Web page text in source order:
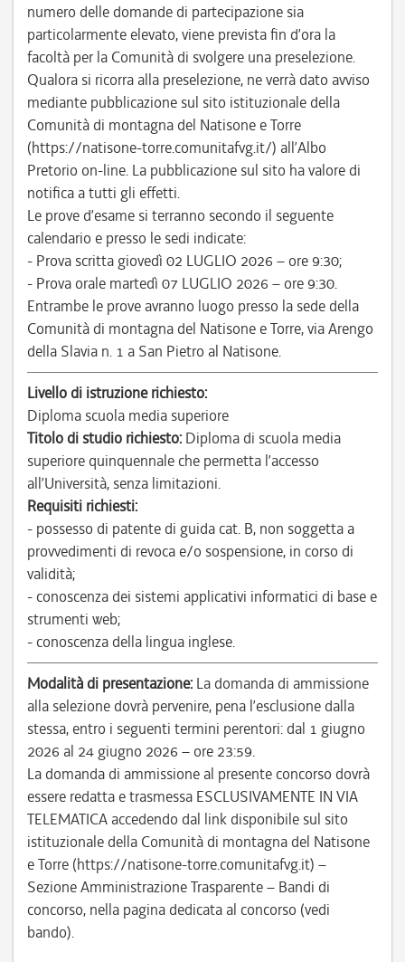
numero delle domande di partecipazione sia
particolarmente elevato, viene prevista fin d’ora la
facoltà per la Comunità di svolgere una preselezione.
Qualora si ricorra alla preselezione, ne verrà dato avviso
mediante pubblicazione sul sito istituzionale della
Comunità di montagna del Natisone e Torre
(https://natisone-torre.comunitafvg.it/) all’Albo
Pretorio on-line. La pubblicazione sul sito ha valore di
notifica a tutti gli effetti.
Le prove d’esame si terranno secondo il seguente
calendario e presso le sedi indicate:
- Prova scritta giovedì 02 LUGLIO 2026 – ore 9:30;
- Prova orale martedì 07 LUGLIO 2026 – ore 9:30.
Entrambe le prove avranno luogo presso la sede della
Comunità di montagna del Natisone e Torre, via Arengo
della Slavia n. 1 a San Pietro al Natisone.
Livello di istruzione richiesto:
Diploma scuola media superiore
Titolo di studio richiesto: Diploma di scuola media
superiore quinquennale che permetta l’accesso
all’Università, senza limitazioni.
Requisiti richiesti:
- possesso di patente di guida cat. B, non soggetta a
provvedimenti di revoca e/o sospensione, in corso di
validità;
- conoscenza dei sistemi applicativi informatici di base e
strumenti web;
- conoscenza della lingua inglese.
Modalità di presentazione: La domanda di ammissione
alla selezione dovrà pervenire, pena l’esclusione dalla
stessa, entro i seguenti termini perentori: dal 1 giugno
2026 al 24 giugno 2026 – ore 23:59.
La domanda di ammissione al presente concorso dovrà
essere redatta e trasmessa ESCLUSIVAMENTE IN VIA
TELEMATICA accedendo dal link disponibile sul sito
istituzionale della Comunità di montagna del Natisone
e Torre (https://natisone-torre.comunitafvg.it) –
Sezione Amministrazione Trasparente – Bandi di
concorso, nella pagina dedicata al concorso (vedi
bando).